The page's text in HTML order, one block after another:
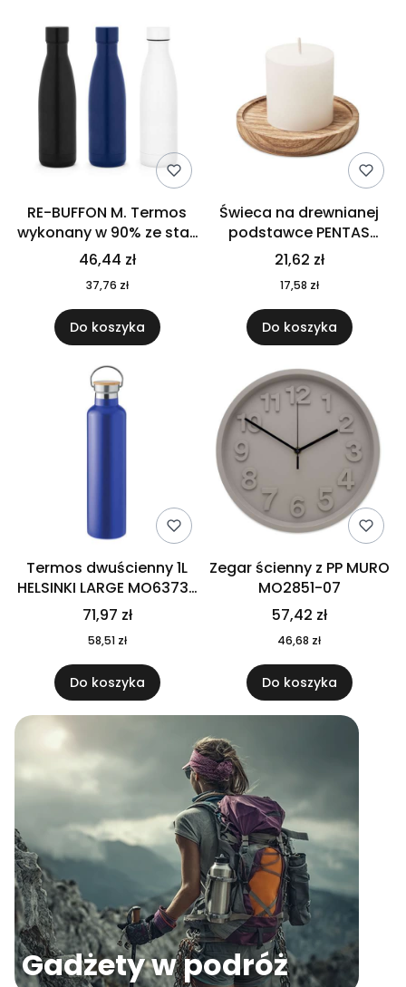
RE-BUFFON M. Termos
wykonany w 90% ze stali
nierdzewnej
pochodzącej z
recyklingu 520 ml 94294
46,44 zł
37,76 zł
Do koszyka
Świeca na drewnianej
podstawce PENTAS
MO6282-40
21,62 zł
17,58 zł
Do koszyka
Termos dwuścienny 1L
HELSINKI LARGE MO6373-
04
71,97 zł
58,51 zł
Do koszyka
Zegar ścienny z PP MURO
MO2851-07
57,42 zł
46,68 zł
Do koszyka
Gadżety w podróż